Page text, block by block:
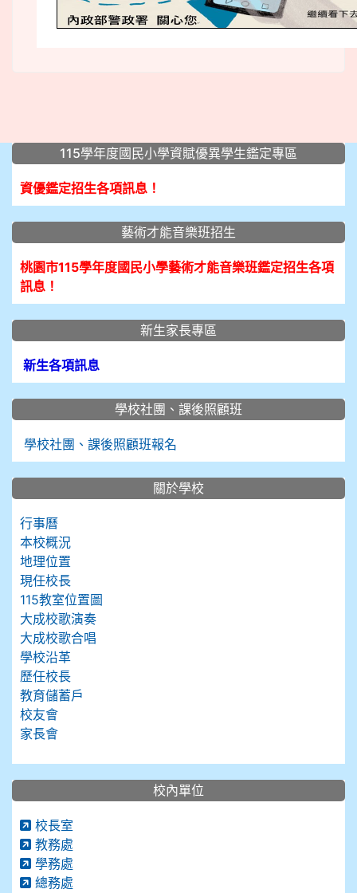
::: 115學年度國民小學資賦優異學生鑑定專區
資優鑑定招生各項訊息！
藝術才能音樂班招生
桃園市115學年度國民小學藝術才能音樂班鑑定招生各項
訊息！
新生家長專區
新生各項訊息
學校社團、課後照顧班
學校社團、課後照顧班報名
關於學校
行事曆
本校概況
地理位置
現任校長
115教室位置圖
大成校歌演奏
大成校歌合唱
學校沿革
歷任校長
教育儲蓄戶
校友會
家長會
校內單位
校長室
教務處
學務處
總務處